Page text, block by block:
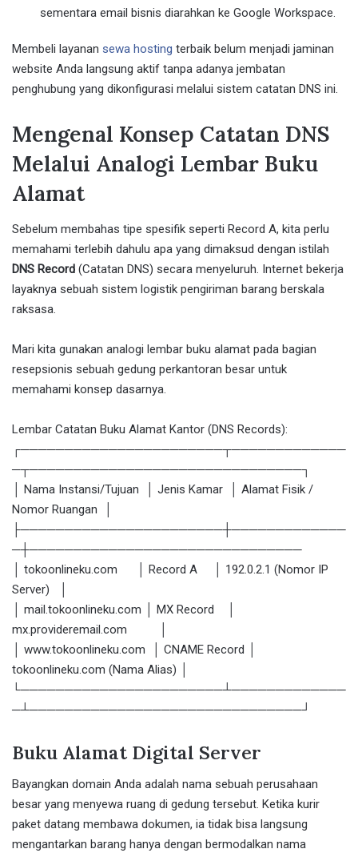
sementara email bisnis diarahkan ke Google Workspace.
Membeli layanan sewa hosting terbaik belum menjadi jaminan
website Anda langsung aktif tanpa adanya jembatan
penghubung yang dikonfigurasi melalui sistem catatan DNS ini.
Mengenal Konsep Catatan DNS
Melalui Analogi Lembar Buku
Alamat
Sebelum membahas tipe spesifik seperti Record A, kita perlu
memahami terlebih dahulu apa yang dimaksud dengan istilah
DNS Record (Catatan DNS) secara menyeluruh. Internet bekerja
layaknya sebuah sistem logistik pengiriman barang berskala
raksasa.
Mari kita gunakan analogi lembar buku alamat pada bagian
resepsionis sebuah gedung perkantoran besar untuk
memahami konsep dasarnya.
Lembar Catatan Buku Alamat Kantor (DNS Records):
┌───────────────────────┬─────────────
─┬───────────────────────────────┐
│ Nama Instansi/Tujuan │ Jenis Kamar │ Alamat Fisik /
Nomor Ruangan │
├───────────────────────┼─────────────
─┼───────────────────────────────
│ tokoonlineku.com │ Record A │ 192.0.2.1 (Nomor IP
Server) │
│ mail.tokoonlineku.com │ MX Record │
mx.provideremail.com │
│ www.tokoonlineku.com │ CNAME Record │
tokoonlineku.com (Nama Alias) │
└───────────────────────┴─────────────
─┴───────────────────────────────┘
Buku Alamat Digital Server
Bayangkan domain Anda adalah nama sebuah perusahaan
besar yang menyewa ruang di gedung tersebut. Ketika kurir
paket datang membawa dokumen, ia tidak bisa langsung
mengantarkan barang hanya dengan bermodalkan nama